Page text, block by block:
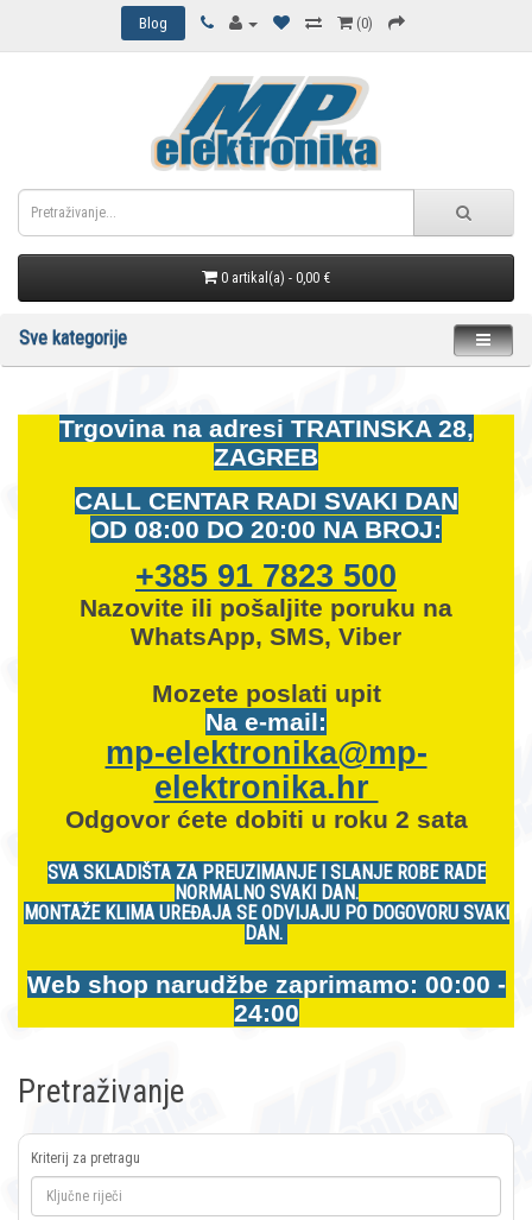
Blog (0)
0 artikal(a) - 0,00 €
Sve kategorije
Trgovina na adresi TRATINSKA 28,
ZAGREB
CALL CENTAR RADI SVAKI DAN
OD 08:00 DO 20:00 NA BROJ:
+385 91 7823 500
Nazovite ili pošaljite poruku na
WhatsApp, SMS, Viber
Mozete poslati upit
Na e-mail:
mp-elektronika@mp-
elektronika.hr
Odgovor ćete dobiti u roku 2 sata
SVA SKLADIŠTA ZA PREUZIMANJE I SLANJE ROBE RADE
NORMALNO SVAKI DAN.
MONTAŽE KLIMA UREĐAJA SE ODVIJAJU PO DOGOVORU SVAKI
DAN.
Web shop narudžbe zaprimamo: 00:00 -
24:00
Pretraživanje
Kriterij za pretragu